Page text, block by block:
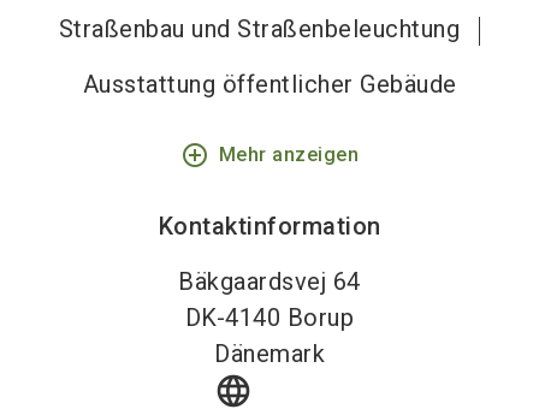
Straßenbau und Straßenbeleuchtung
Ausstattung öffentlicher Gebäude
add_circle_outline Mehr anzeigen
Kontaktinformation
Bäkgaardsvej 64
DK-4140 Borup
Dänemark
language